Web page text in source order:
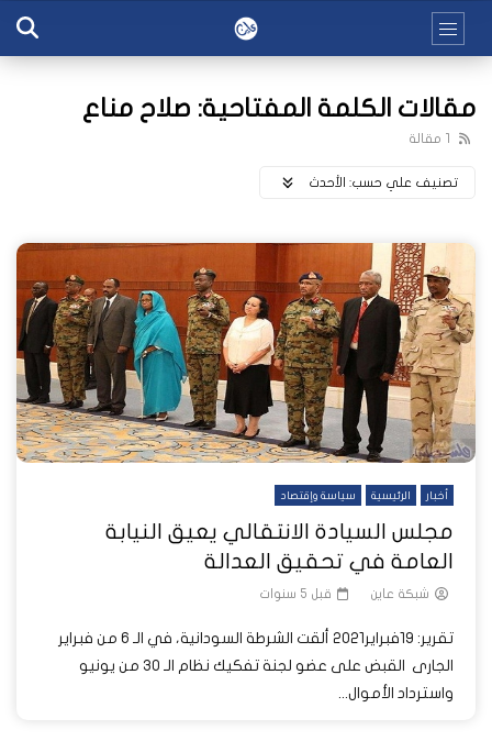
مقالات الكلمة المفتاحية: صلاح مناع
1 مقالة
تصنيف علي حسب: اﻷحدث
أخبار الرئيسية سياسة وإقتصاد
مجلس السيادة الانتقالي يعيق النيابة
العامة في تحقيق العدالة
شبكة عاين قبل 5 سنوات
تقرير: 19فبراير2021 ألقت الشرطة السودانية، في الـ 6 من فبراير
الجارى القبض على عضو لجنة تفكيك نظام الـ 30 من يونيو
واسترداد الأموال...